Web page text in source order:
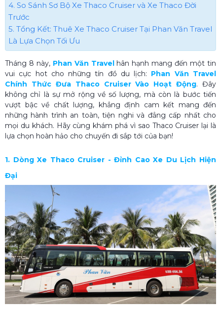
4. So Sánh Sơ Bộ Xe Thaco Cruiser và Xe Thaco Đời
Trước
5. Tổng Kết: Thuê Xe Thaco Cruiser Tại Phan Văn Travel
Là Lựa Chọn Tối Ưu
Tháng 8 này, Phan Văn Travelhân hạnh mang đến một tin
vui cực hot cho những tín đồ du lịch: Phan Văn Travel
Chính Thức Đưa Thaco Cruiser Vào Hoạt Động. Đây
không chỉ là sự mở rộng về số lượng, mà còn là bước tiến
vượt bậc về chất lượng, khẳng định cam kết mang đến
những hành trình an toàn, tiện nghi và đẳng cấp nhất cho
mọi du khách. Hãy cùng khám phá vì sao Thaco Cruiser lại là
lựa chọn hoàn hảo cho chuyến đi sắp tới của bạn!
1. Dòng Xe Thaco Cruiser - Đỉnh Cao Xe Du Lịch Hiện
Đại